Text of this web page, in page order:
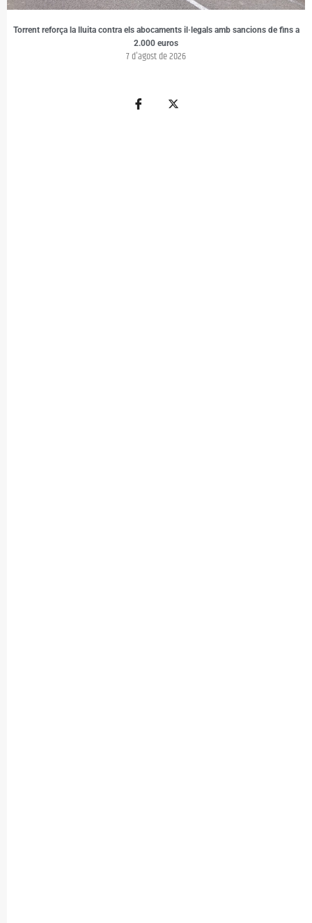
Torrent reforça la lluita contra els abocaments il·legals amb sancions de fins a
2.000 euros
7 d'agost de 2026